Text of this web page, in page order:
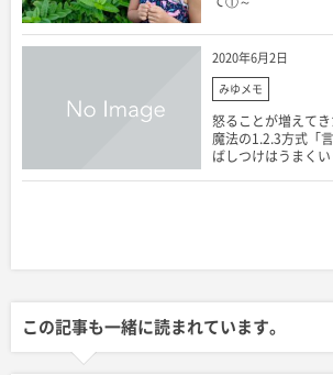
2020年6月2日
みゆメモ
怒ることが増えて
魔法の1.2.3方式「
ばしつけはうまく
この記事も一緒に読まれています。